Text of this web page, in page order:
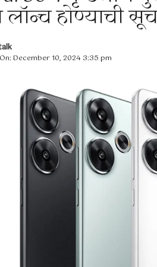
होण्याची
December 10, 2024 3:35 pm